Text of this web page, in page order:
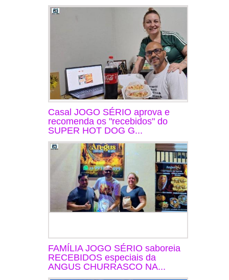
Casal JOGO SÉRIO aprova e
recomenda os "recebidos" do
SUPER HOT DOG G...
FAMÍLIA JOGO SÉRIO saboreia
RECEBIDOS especiais da
ANGUS CHURRASCO NA...